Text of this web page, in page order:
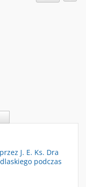
J. E. Ks. Dra
podczas